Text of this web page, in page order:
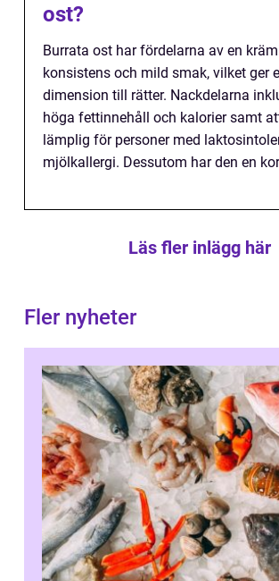
ost?
Burrata ost har fördelarna av en
konsistens och mild smak, vilket ger
dimension till rätter. Nackdelarna
höga fettinnehåll och kalorier samt
lämplig för personer med
mjölkallergi. Dessutom har den en
Läs fler inlägg här
Fler nyheter